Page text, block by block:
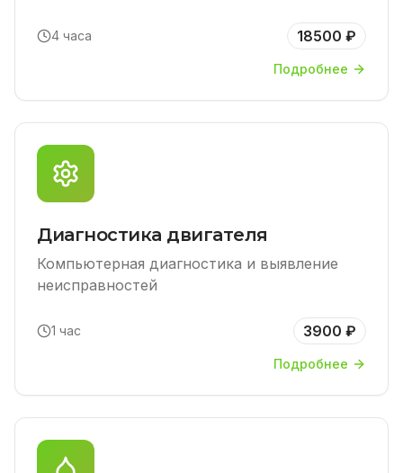
4 часа 18500 ₽
Подробнее
Диагностика двигателя
Компьютерная диагностика и выявление
неисправностей
1 час 3900 ₽
Подробнее